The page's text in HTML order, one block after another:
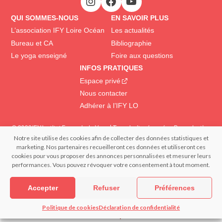
Notre site utilise des cookies afin de collecter des données statistiques et
marketing. Nos partenaires recueilleront ces données et utiliseront ces
cookies pour vous proposer des annonces personnalisées et mesurer leurs
performances. Vous pouvez révoquer votre consentement à tout moment.
Accepter Refuser Préférences
Politique de cookiesDéclaration de confidentialité
S’informer Pratiquer
Devenir
Espace privé
QUI SOMMES-NOUS
L’association IFY Loire Océan
Bureau et CA
Le yoga enseigné
EN SAVOIR PLUS
Les actualités
Bibliographie
Foire aux questions
INFOS PRATIQUES
Espace privé
Nous contacter
Adhérer à l’IFY LO
© 2022 IFY Institut Français du Yoga | Tous droits réservés – Reproduction
interdite | Réalisation : – FRANCECOM, Agence digitale
Mentions légales Confidentialité et données personnelles
Politique de cookies (EU)